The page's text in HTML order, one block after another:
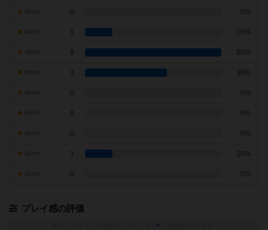
0 0%
1 10%
7点の人 5 50%
3 30%
0 0%
0 0%
0 0%
1 10%
0 0%
プレイ感の評価
※